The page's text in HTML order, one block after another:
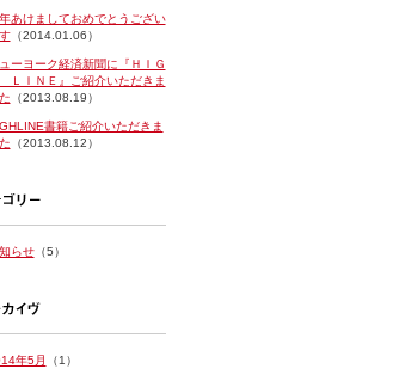
あけましておめでとうござい
（2014.01.06）
ーヨーク経済新聞に『ＨＩＧ
ＬＩＮＥ』ご紹介いただきま
（2013.08.19）
書籍ご紹介いただきま
（2013.08.12）
らせ（5）
年5月 （1）